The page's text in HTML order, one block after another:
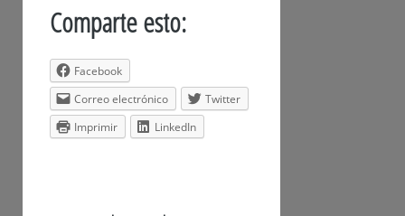
Comparte esto:
Facebook
Correo electrónico
Twitter
Imprimir
LinkedIn